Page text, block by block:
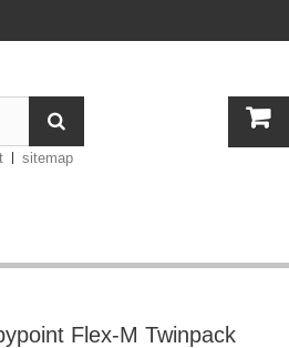
sitemap
Flex-M Twinpack